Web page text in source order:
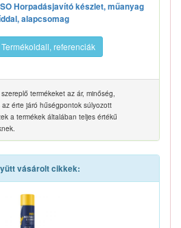
Horpadásjavító készlet, műanyag
alapcsomag
Termékoldall, referenciák
termékeket az ár, minőség,
érte járó hűségpontok súlyozott
a termékek általában teljes értékű
vásárolt cikkek: